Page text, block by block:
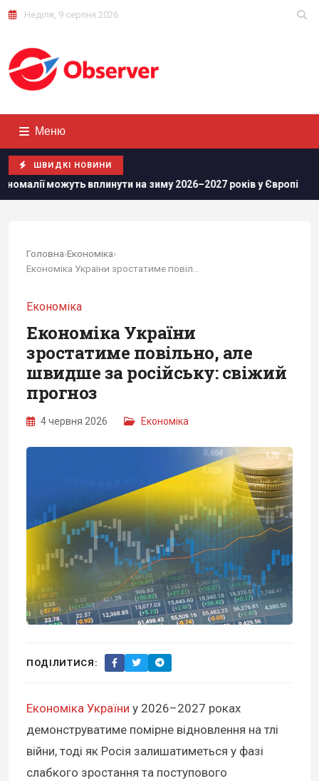
Неділя, 9 серпня 2026
Меню
ШВИДКІ НОВИНИ
вплинути на зиму 2026–2027 років у Європі Росіяни
Головна›Економіка›
Економіка
Економіка України
зростатиме повільно, але
швидше за російську: свіжий
прогноз
4 червня 2026 Економіка
ПОДІЛИТИСЯ:
Економіка України у 2026–2027 роках
демонструватиме помірне відновлення на тлі
війни, тоді як Росія залишатиметься у фазі
слабкого зростання та поступового